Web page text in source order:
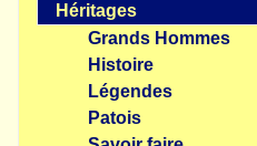
Héritages
Grands Hommes
Histoire
Légendes
Patois